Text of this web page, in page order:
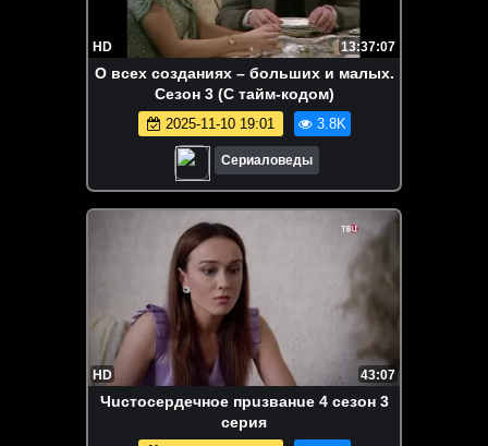
HD 13:37:07
О всех созданиях – больших и малых.
Сезон 3 (С тайм-кодом)
2025-11-10 19:01 3.8K
Сериаловеды
HD 43:07
Чucтоcердечноe пpuзванue 4 сезон 3
серия